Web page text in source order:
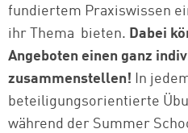
fundiertem Praxiswissen
ihr Thema bieten. Dabei
Angeboten einen ganz
zusammenstellen! In
beteiligungsorientierte
während der Summer